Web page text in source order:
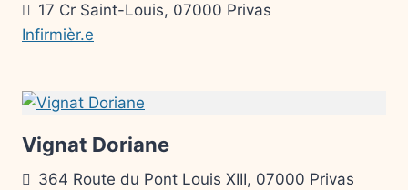
17 Cr Saint-Louis, 07000 Privas
Infirmièr.e
Vignat Doriane
364 Route du Pont Louis XIII, 07000 Privas